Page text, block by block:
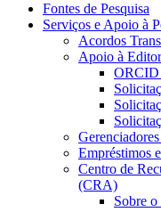
Fontes de Pesquisa
Serviços e Apoio à
Acordos
Apoio à
ORCID
Empréstimos
Centro de
(CRA)
Sobre